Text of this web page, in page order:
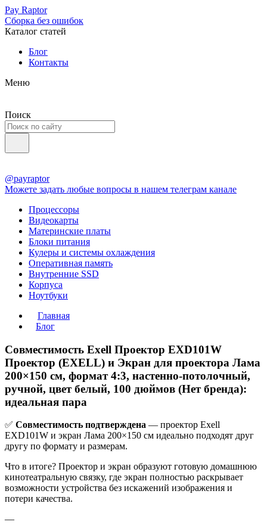
Pay Raptor
Сборка без ошибок
Каталог статей
Блог
Контакты
Меню
Поиск
@payraptor
Можете задать любые вопросы в нашем телеграм канале
Процессоры
Видеокарты
Материнские платы
Блоки питания
Кулеры и системы охлаждения
Оперативная память
Внутренние SSD
Корпуса
Ноутбуки
Главная
Блог
Совместимость Exell Проектор EXD101W
Проектор (EXELL) и Экран для проектора Лама
200×150 см, формат 4:3, настенно-потолочный,
ручной, цвет белый, 100 дюймов (Нет бренда):
идеальная пара
✅ Совместимость подтверждена — проектор Exell
EXD101W и экран Лама 200×150 см идеально подходят друг
другу по формату и размерам.
Что в итоге? Проектор и экран образуют готовую домашнюю
кинотеатральную связку, где экран полностью раскрывает
возможности устройства без искажений изображения и
потери качества.
—